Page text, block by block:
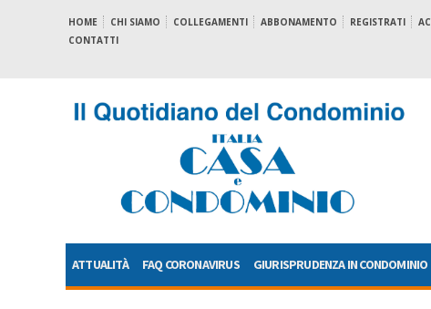
HOME CHI SIAMO COLLEGAMENTI ABBONAMENTO REGISTRATI
CONTATTI
ATTUALITÀ FAQ CORONAVIRUS GIURISPRUDENZA IN CONDOMINIO